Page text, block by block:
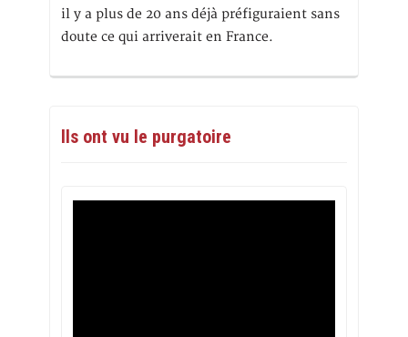
il y a plus de 20 ans déjà préfiguraient sans
doute ce qui arriverait en France.
Ils ont vu le purgatoire